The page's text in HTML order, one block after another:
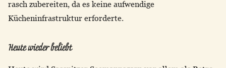
rasch zubereiten, da es keine aufwendige
Kücheninfrastruktur erforderte.
Heute wieder beliebt